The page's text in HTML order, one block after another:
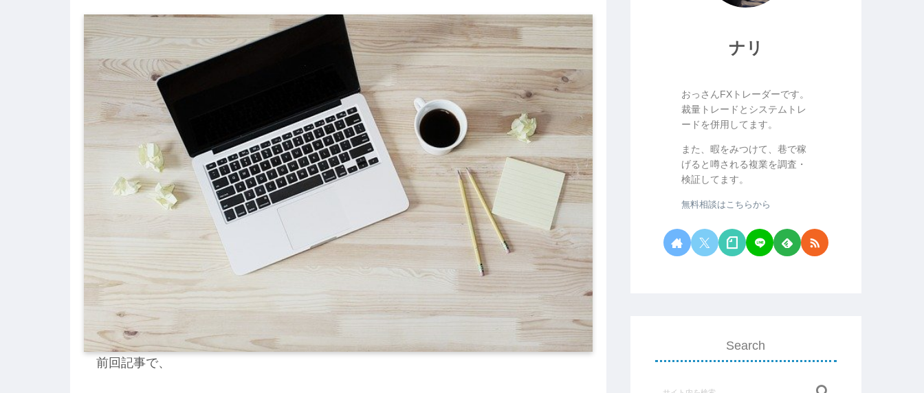
前回記事で、
ナリ
おっさんFXトレーダーです。
裁量トレードとシステムトレ
ードを併用してます。
また、暇をみつけて、巷で稼
げると噂される複業を調査・
検証してます。
無料相談はこちらから
Search